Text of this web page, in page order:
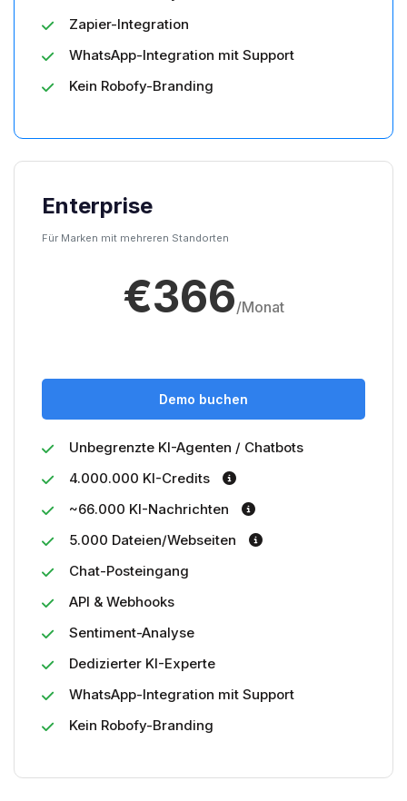
Zapier-Integration
WhatsApp-Integration mit Support
Kein Robofy-Branding
Enterprise
Für Marken mit mehreren Standorten
€366/Monat
Demo buchen
Unbegrenzte KI-Agenten / Chatbots
4.000.000 KI-Credits
~66.000 KI-Nachrichten
5.000 Dateien/Webseiten
Chat-Posteingang
API & Webhooks
Sentiment-Analyse
Dedizierter KI-Experte
WhatsApp-Integration mit Support
Kein Robofy-Branding